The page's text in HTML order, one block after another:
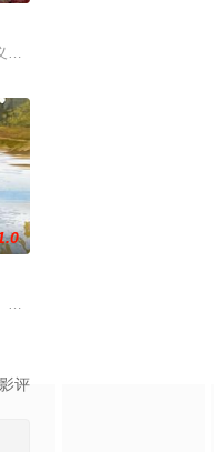
布宜诺斯艾利斯后，她
，它是梦开始的地方，没有深
师的故事改编，通过创
何面对现实，能改变他的命运
梁兴、林雪宜在网上相约轻生
评